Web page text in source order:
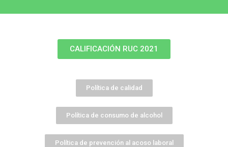
CALIFICACIÓN RUC 2021
Política de calidad
Política de consumo de alcohol
Política de prevención al acoso laboral